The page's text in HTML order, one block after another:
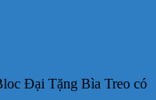
Đại Tặng Bìa Treo có